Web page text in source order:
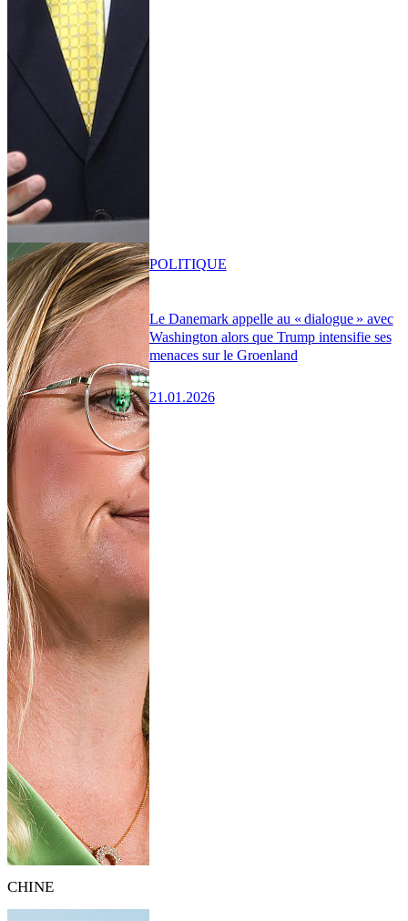
Le Danemark appelle au « dialogue » avec
Washington alors que Trump intensifie ses
menaces sur le Groenland
21.01.2026
POLITIQUE
CHINE